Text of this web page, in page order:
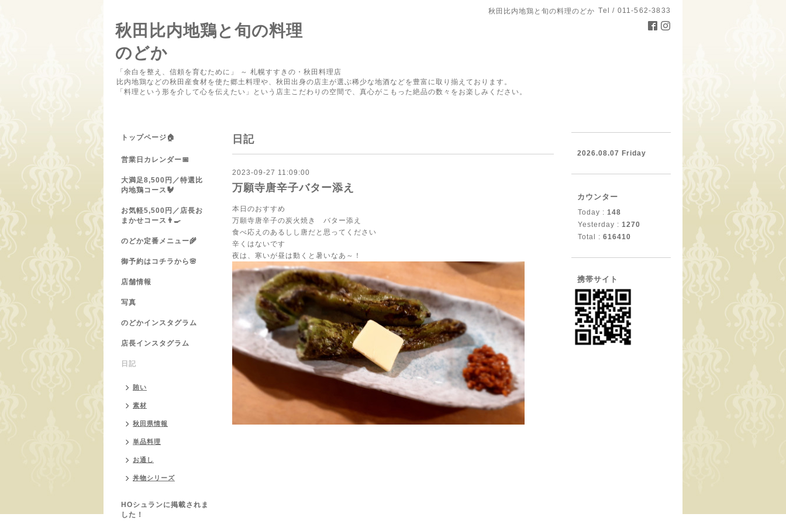
秋田比内地鶏と旬の料理のどか Tel / 011-562-3833
秋田比内地鶏と旬の料理
のどか
「余白を整え、信頼を育むために」 ～ 札幌すすきの・秋田料理店
比内地鶏などの秋田産食材を使た郷土料理や、秋田出身の店主が選ぶ稀少な地酒などを豊富に取り揃えております。
「料理という形を介して心を伝えたい」という店主こだわりの空間で、真心がこもった絶品の数々をお楽しみください。
日記
2023-09-27 11:09:00
万願寺唐辛子バター添え
本日のおすすめ
万願寺唐辛子の炭火焼き バター添え
食べ応えのあるしし唐だと思ってください
辛くはないです
夜は、寒いが昼は動くと暑いなあ～！
トップページ🏠
営業日カレンダー📅
大満足8,500円／特選比
内地鶏コース🐓
お気軽5,500円／店長お
まかせコース👨‍🍳
のどか定番メニュー🌾
御予約はコチラから🌸
店舗情報
写真
のどかインスタグラム
店長インスタグラム
日記
賄い
素材
秋田県情報
単品料理
お通し
丼物シリーズ
HOシュランに掲載されま
した！
2026.08.07 Friday
カウンター
Today : 148
Yesterday : 1270
Total : 616410
携帯サイト